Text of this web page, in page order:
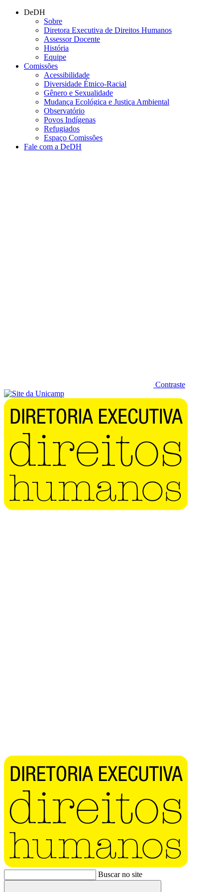
Conteúdo principal
DeDH
Sobre
Diretora Executiva de Direitos Humanos
Assessor Docente
História
Equipe
Comissões
Acessibilidade
Diversidade Étnico-Racial
Gênero e Sexualidade
Mudança Ecológica e Justiça Ambiental
Observatório
Povos Indígenas
Refugiados
Espaço Comissões
Fale com a DeDH
Contraste
Buscar no site